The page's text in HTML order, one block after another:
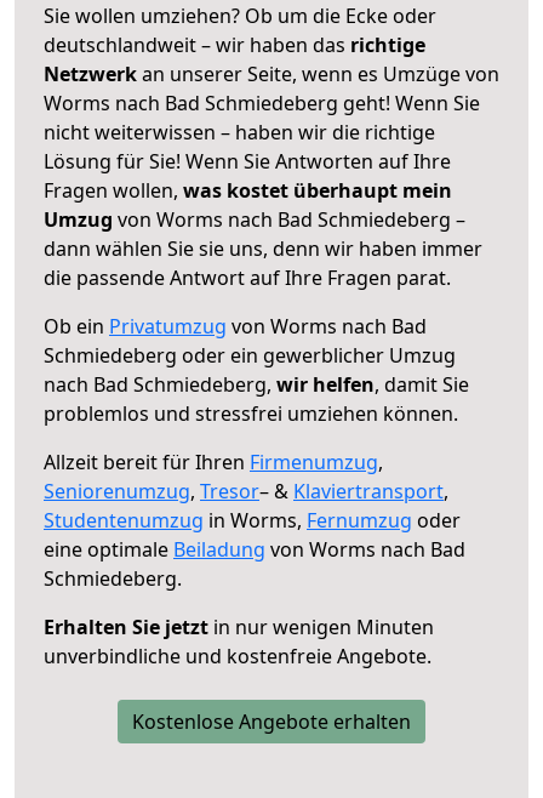
Sie wollen umziehen? Ob um die Ecke oder
deutschlandweit – wir haben das richtige
Netzwerkan unserer Seite, wenn es Umzüge von
Worms nach Bad Schmiedeberg geht! Wenn Sie
nicht weiterwissen – haben wir die richtige
Lösung für Sie! Wenn Sie Antworten auf Ihre
Fragen wollen, was kostet überhaupt mein
Umzug von Worms nach Bad Schmiedeberg –
dann wählen Sie sie uns, denn wir haben immer
die passende Antwort auf Ihre Fragen parat.
Ob ein Privatumzug von Worms nach Bad
Schmiedeberg oder ein gewerblicher Umzug
nach Bad Schmiedeberg, wir helfen, damit Sie
problemlos und stressfrei umziehen können.
Allzeit bereit für Ihren Firmenumzug,
Seniorenumzug, Tresor– & Klaviertransport,
Studentenumzug in Worms, Fernumzug oder
eine optimale Beiladung von Worms nach Bad
Schmiedeberg.
Erhalten Sie jetzt in nur wenigen Minuten
unverbindliche und kostenfreie Angebote.
Kostenlose Angebote erhalten